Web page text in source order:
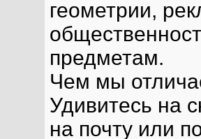
геометрии,
предметам.
Чем мы
Удивитесь на
на почту или